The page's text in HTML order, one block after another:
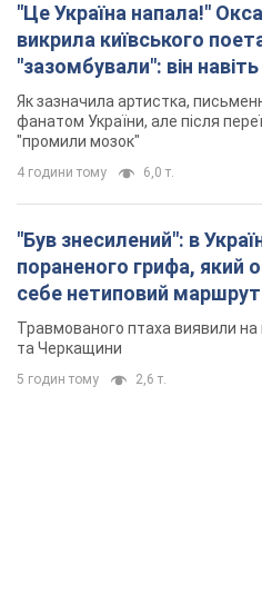
"Був знесилений": в
пораненого грифа, який
себе нетиповий
Травмованого птаха виявили на
та Черкащини